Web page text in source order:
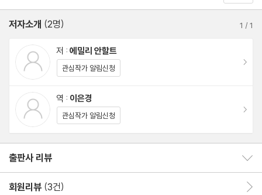
-Step 1 마음챙김: 불편함과 함께 있으라
블편함은 성장의 신호다
불편함과 친해지기
마음챙김 팔굽혀펴기: 충격 흡수장치
-Step 2 호기심: 성장을 향해 나아가라
저자소개 (2명) 1 /1
저 : 에밀리 안할트
관심작가 알림신청
역 : 이은경
관심작가 알림신청
출판사 리뷰
회원리뷰 (3건)